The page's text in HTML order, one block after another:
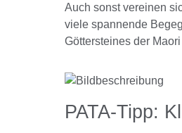
Auch sonst vereinen
viele spannende
Göttersteines der
PATA-Tipp: